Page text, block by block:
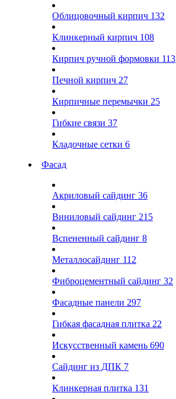
Облицовочный кирпич 132
Клинкерный кирпич 108
Кирпич ручной формовки 113
Печной кирпич 27
Кирпичные перемычки 25
Гибкие связи 37
Кладочные сетки 6
Фасад
Акриловый сайдинг 36
Виниловый сайдинг 215
Вспененный сайдинг 8
Металлосайдинг 112
Фиброцементный сайдинг 32
Фасадные панели 297
Гибкая фасадная плитка 22
Искусственный камень 690
Сайдинг из ДПК 7
Клинкерная плитка 131